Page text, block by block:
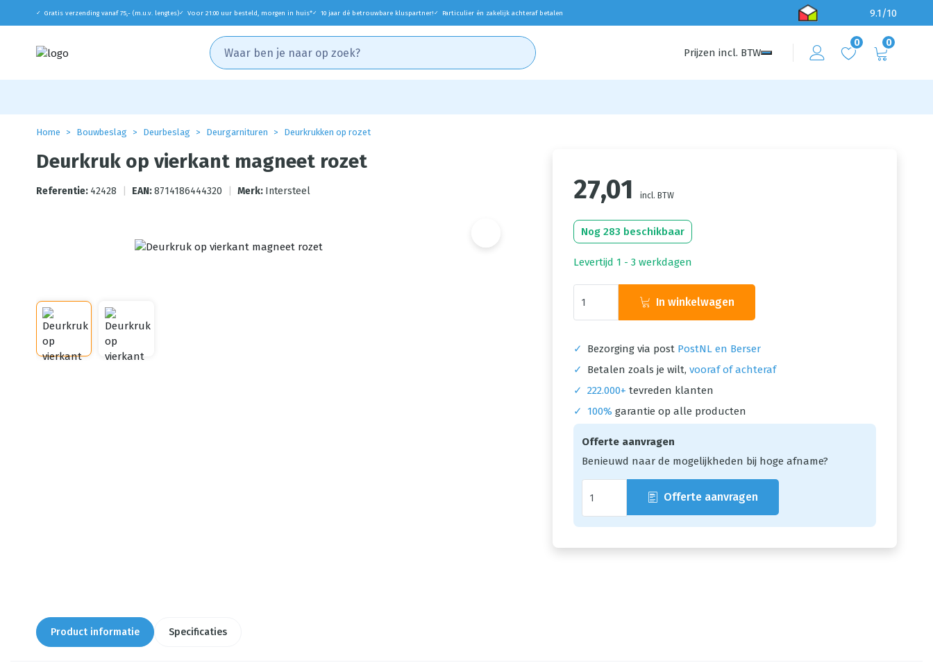
✓ Gratis verzending vanaf 75,- (m.u.v. lengtes)✓ Voor 21:00 uur besteld, morgen in huis*✓ 10 jaar dé betrouwbare kluspartner! ✓ Particulier én zakelijk achteraf betalen 9.1/10
Prijzen incl. BTW
0 0
Home Bouwbeslag Deurbeslag Deurgarnituren Deurkrukken op rozet
Deurkruk op vierkant magneet rozet
Referentie: 42428 EAN:8714186444320 Merk: Intersteel 27,01 incl. BTW
Nog 283 beschikbaar
Levertijd 1 - 3 werkdagen
In winkelwagen
✓ Bezorging via post PostNL en Berser
✓
Betalen zoals je wilt, vooraf of achteraf
✓ 222.000+ tevreden klanten
✓
100% garantie op alle producten
Offerte aanvragen
Benieuwd naar de mogelijkheden bij hoge afname?
Offerte aanvragen
Product informatie Specificaties